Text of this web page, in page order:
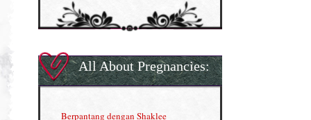
ESP Produk Shaklee Paling HOT
Gla Complex (II)
Herbal Blend the Magic Cream
All About Pregnancies:
Berpantang dengan Shaklee